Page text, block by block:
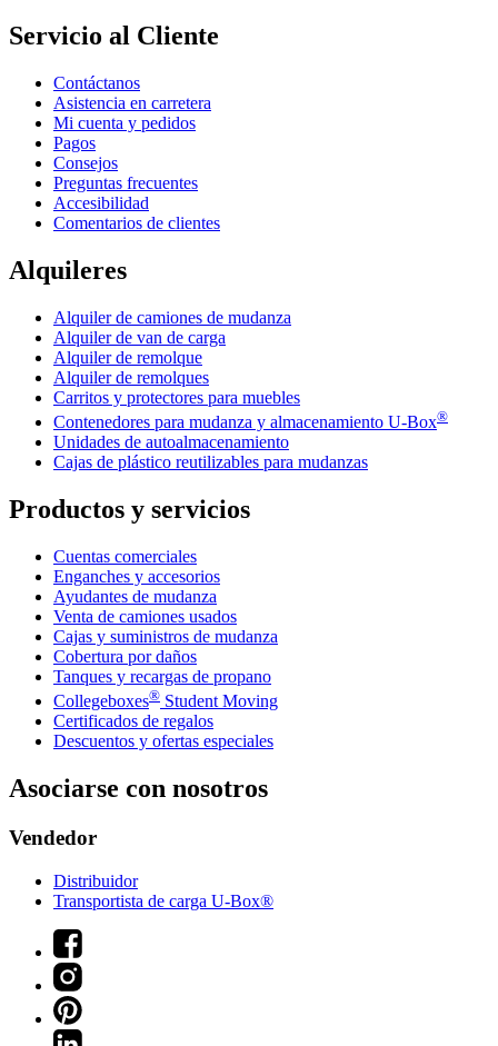
Servicio al Cliente
Contáctanos
Asistencia en carretera
Mi cuenta y pedidos
Pagos
Consejos
Preguntas frecuentes
Accesibilidad
Comentarios de clientes
Alquileres
Alquiler de camiones de mudanza
Alquiler de van de carga
Alquiler de remolque
Alquiler de remolques
Carritos y protectores para muebles
Contenedores para mudanza y almacenamiento U-Box®
Unidades de autoalmacenamiento
Cajas de plástico reutilizables para mudanzas
Productos y servicios
Cuentas comerciales
Enganches y accesorios
Ayudantes de mudanza
Venta de camiones usados
Cajas y suministros de mudanza
Cobertura por daños
Tanques y recargas de propano
Collegeboxes® Student Moving
Certificados de regalos
Descuentos y ofertas especiales
Asociarse con nosotros
Vendedor
Distribuidor
Transportista de carga U-Box®